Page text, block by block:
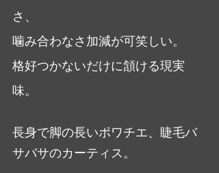
さ、
噛み合わなさ加減が可笑しい。
格好つかないだけに頷ける現実
味。
長身で脚の長いポワチエ、睫毛バ
サバサのカーティス。